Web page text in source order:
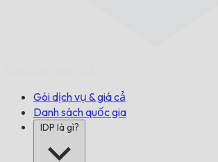
Gói dịch vụ & giá cả
Danh sách quốc gia
IDP là gì?